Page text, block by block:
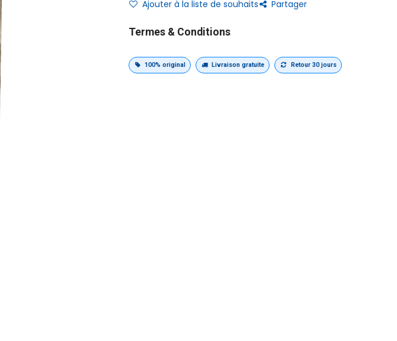
Ajouter à la liste de souhaits Partager
Termes & Conditions
100% original Livraison gratuite Retour 30 jours